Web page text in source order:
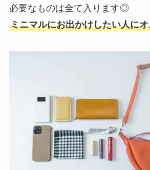
必要なものは全て入ります◎
ミニマルにお出かけしたい人に